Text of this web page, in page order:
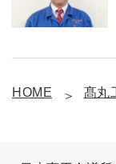
HOME 髙丸